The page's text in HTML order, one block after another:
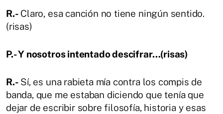
R.-Claro, esa canción no tiene ningún sentido.
(risas)
P.- Y nosotros intentado descifrar…(risas)
R.-Sí, es una rabieta mía contra los compis de
banda, que me estaban diciendo que tenía que
dejar de escribir sobre filosofía, historia y esas